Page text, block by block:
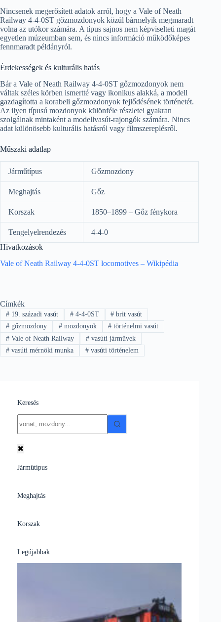
Nincsenek megerősített adatok arról, hogy a Vale of Neath
Railway 4-4-0ST gőzmozdonyok közül bármelyik megmaradt
volna az utókor számára. A típus sajnos nem képviselteti magát
egyetlen múzeumban sem, és nincs információ működőképes
fennmaradt példányról.
Érdekességek és kulturális hatás
Bár a Vale of Neath Railway 4-4-0ST gőzmozdonyok nem
váltak széles körben ismertté vagy ikonikus alakká, a modell
gazdagította a korabeli gőzmozdonyok fejlődésének történetét.
Az ilyen típusú mozdonyok különféle részletei gyakran
szolgálnak mintaként a modellvasút-rajongók számára. Nincs
adat különösebb kulturális hatásról vagy filmszereplésről.
Műszaki adatlap
Járműtípus Gőzmozdony
Meghajtás Gőz
Korszak 1850–1899 – Gőz fénykora
Tengelyelrendezés
4-4-0
Hivatkozások
Vale of Neath Railway 4-4-0ST locomotives – Wikipédia
Címkék
#19. századi vasút #4-4-0ST # brit vasút
#gőzmozdony #mozdonyok # történelmi vasút
#Vale of Neath Railway #vasúti járművek
#vasúti mérnöki munka #vasúti történelem
Keresés
results
✖
Járműtípus
Meghajtás
Korszak
Legújabbak